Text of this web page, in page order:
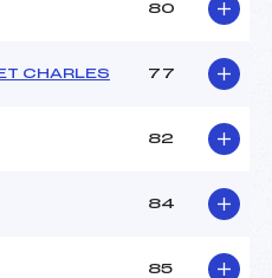
80
CHARLES 77
82
84
85